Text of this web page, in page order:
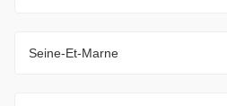
Seine-Et-Marne